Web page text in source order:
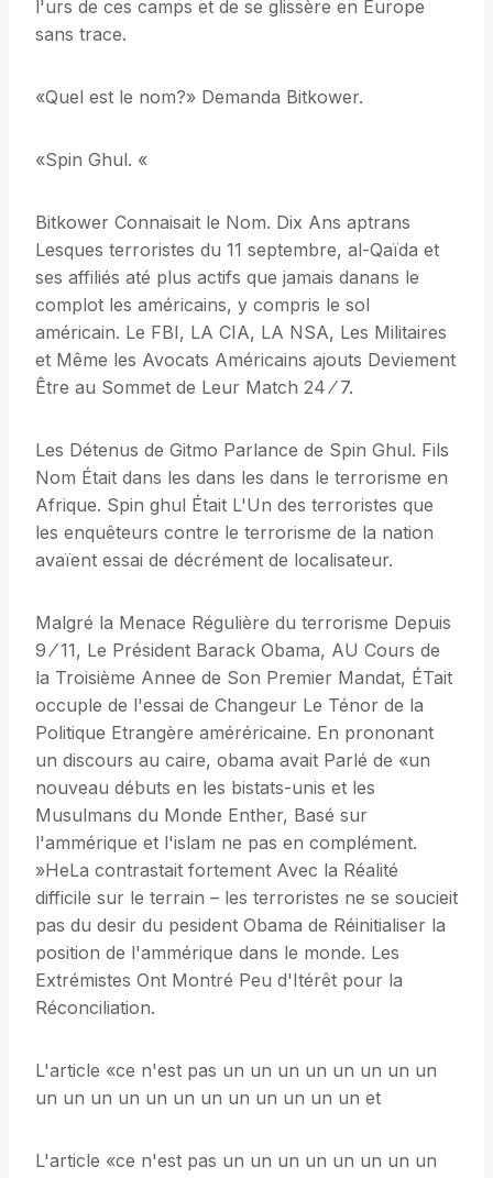
l'urs de ces camps et de se glissère en Europe
sans trace.
«Quel est le nom?» Demanda Bitkower.
«Spin Ghul. «
Bitkower Connaisait le Nom. Dix Ans aptrans
Lesques terroristes du 11 septembre, al-Qaïda et
ses affiliés até plus actifs que jamais danans le
complot les américains, y compris le sol
américain. Le FBI, LA CIA, LA NSA, Les Militaires
et Même les Avocats Américains ajouts Deviement
Être au Sommet de Leur Match 24 ⁄ 7.
Les Détenus de Gitmo Parlance de Spin Ghul. Fils
Nom Était dans les dans les dans le terrorisme en
Afrique. Spin ghul Était L'Un des terroristes que
les enquêteurs contre le terrorisme de la nation
avaïent essai de décrément de localisateur.
Malgré la Menace Régulière du terrorisme Depuis
9 ⁄ 11, Le Président Barack Obama, AU Cours de
la Troisième Annee de Son Premier Mandat, ÉTait
occuple de l'essai de Changeur Le Ténor de la
Politique Etrangère améréricaine. En prononant
un discours au caire, obama avait Parlé de «un
nouveau débuts en les bistats-unis et les
Musulmans du Monde Enther, Basé sur
l'ammérique et l'islam ne pas en complément.
»HeLa contrastait fortement Avec la Réalité
difficile sur le terrain – les terroristes ne se soucieit
pas du desir du pesident Obama de Réinitialiser la
position de l'ammérique dans le monde. Les
Extrémistes Ont Montré Peu d'Itérêt pour la
Réconciliation.
L'article «ce n'est pas un un un un un un un un
un un un un un un un un un un un un et
L'article «ce n'est pas un un un un un un un un